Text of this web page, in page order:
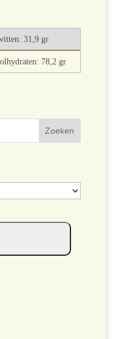
31,9 gr
78,2 gr